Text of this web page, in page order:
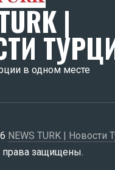
|
в одном месте
NEWS TURK | Новости
права защищены.